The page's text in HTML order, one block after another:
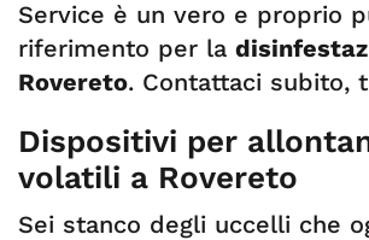
Service è un vero e proprio
riferimento per la
Rovereto. Contattaci subito,
Dispositivi per
volatili a Rovereto
Sei stanco degli uccelli che